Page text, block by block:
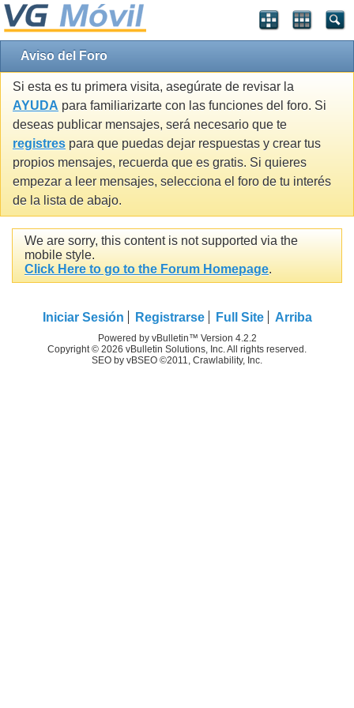
Aviso del Foro
Si esta es tu primera visita, asegúrate de revisar la
AYUDA para familiarizarte con las funciones del foro. Si
deseas publicar mensajes, será necesario que te
registres para que puedas dejar respuestas y crear tus
propios mensajes, recuerda que es gratis. Si quieres
empezar a leer mensajes, selecciona el foro de tu interés
de la lista de abajo.
We are sorry, this content is not supported via the
mobile style.
Click Here to go to the Forum Homepage.
Iniciar Sesión Registrarse Full Site Arriba
Powered by vBulletin™ Version 4.2.2
Copyright © 2026 vBulletin Solutions, Inc. All rights reserved.
SEO by vBSEO ©2011, Crawlability, Inc.